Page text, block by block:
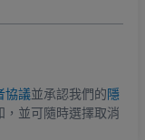
協議並承認我們的隱
，並可隨時選擇取消